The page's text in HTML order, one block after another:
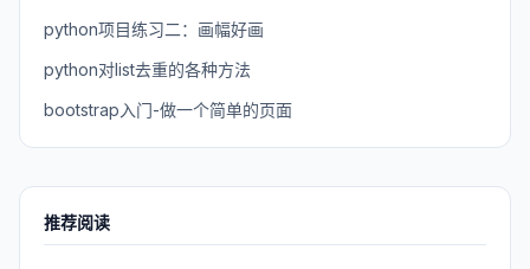
python项目练习二：画幅好画
python对list去重的各种方法
bootstrap入门-做一个简单的页面
推荐阅读